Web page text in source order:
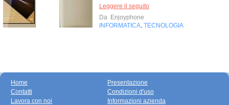
Leggere il seguito
Da Enjoyphone
INFORMATICA TECNOLOGIA
Home
Contatti
Lavora con noi
Presentazione
Condizioni d'uso
Informazioni azienda